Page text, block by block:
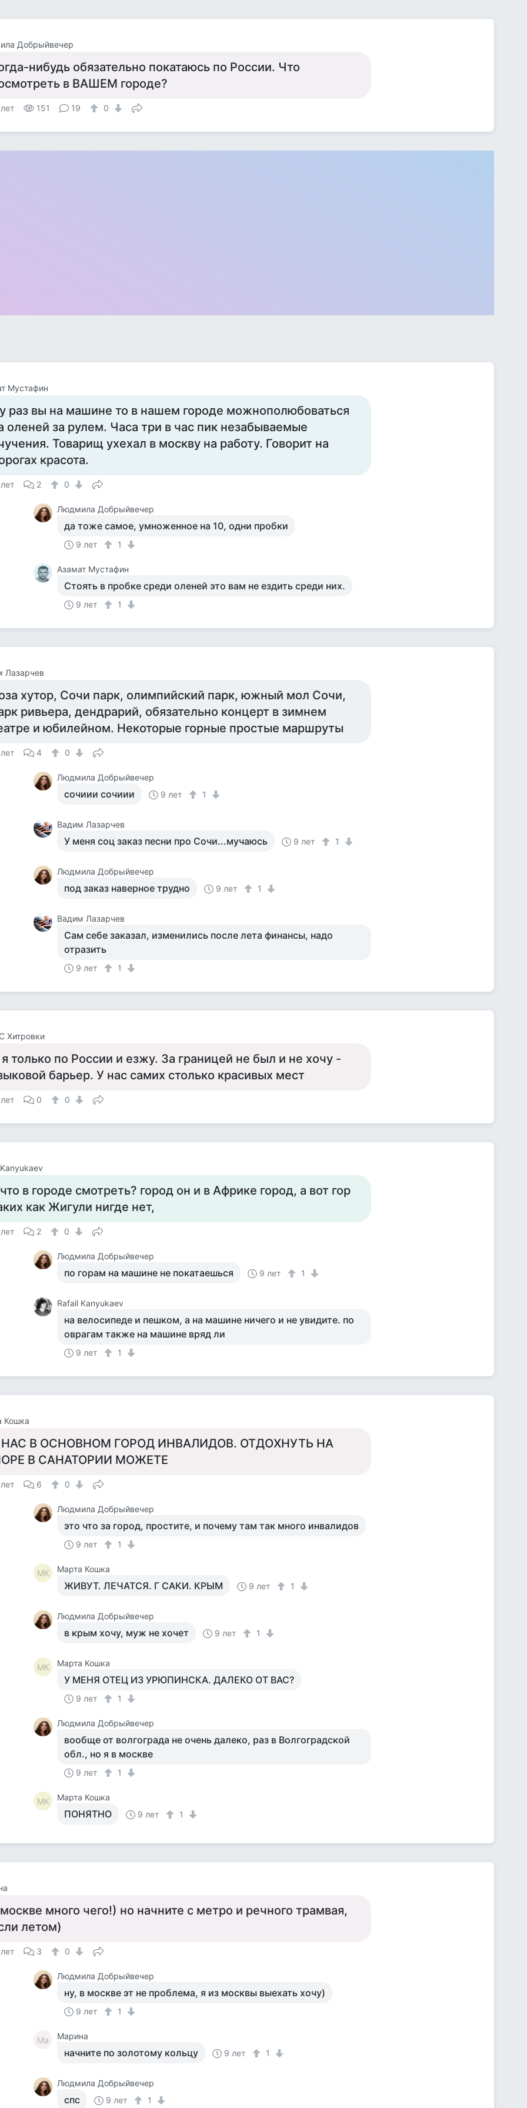
Добрыйвечер
нибудь обязательно покатаюсь по России. Что
в ВАШЕМ городе?
151 19 0
Мустафин
раз вы на машине то в нашем городе можнополюбоваться
оленей за рулем. Часа три в час пик незабываемые
Товарищ ухехал в москву на работу. Говорит на
красота.
2 0
Людмила Добрыйвечер
да тоже самое, умноженное на 10, одни пробки
9 лет 1
Азамат Мустафин
Стоять в пробке среди оленей это вам не ездить среди них.
9 лет 1
Лазарчев
хутор, Сочи парк, олимпийский парк, южный мол Сочи,
ривьера, дендрарий, обязательно концерт в зимнем
и юбилейном. Некоторые горные простые маршруты
4 0
Людмила Добрыйвечер
сочиии сочиии 9 лет 1
Вадим Лазарчев
У меня соц заказ песни про Сочи...мучаюсь 9 лет 1
Людмила Добрыйвечер
под заказ наверное трудно 9 лет 1
Вадим Лазарчев
Сам себе заказал, изменились после лета финансы, надо
отразить
9 лет 1
Хитровки
только по России и езжу. За границей не был и не хочу -
барьер. У нас самих столько красивых мест
0 0
в городе смотреть? город он и в Африке город, а вот гор
как Жигули нигде нет,
2 0
Людмила Добрыйвечер
по горам на машине не покатаешься 9 лет 1
Rafail Kanyukaev
на велосипеде и пешком, а на машине ничего и не увидите. по
оврагам также на машине вряд ли
9 лет 1
Кошка
НАС В ОСНОВНОМ ГОРОД ИНВАЛИДОВ. ОТДОХНУТЬ НА
В САНАТОРИИ МОЖЕТЕ
6 0
Людмила Добрыйвечер
это что за город, простите, и почему там так много инвалидов
9 лет 1
МК Марта Кошка
ЖИВУТ. ЛЕЧАТСЯ. Г САКИ. КРЫМ 9 лет 1
Людмила Добрыйвечер
в крым хочу, муж не хочет 9 лет 1
МК Марта Кошка
У МЕНЯ ОТЕЦ ИЗ УРЮПИНСКА. ДАЛЕКО ОТ ВАС?
9 лет 1
Людмила Добрыйвечер
вообще от волгограда не очень далеко, раз в Волгоградской
обл., но я в москве
9 лет 1
МК Марта Кошка
ПОНЯТНО 9 лет 1
много чего!) но начните с метро и речного трамвая,
летом)
3 0
Людмила Добрыйвечер
ну, в москве эт не проблема, я из москвы выехать хочу)
9 лет 1
Ма Марина
начните по золотому кольцу 9 лет 1
Людмила Добрыйвечер
спс 9 лет 1